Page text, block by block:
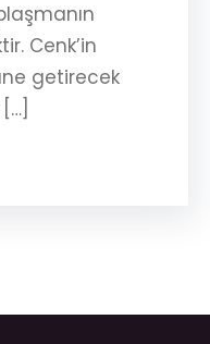
Cenk’in
getirecek